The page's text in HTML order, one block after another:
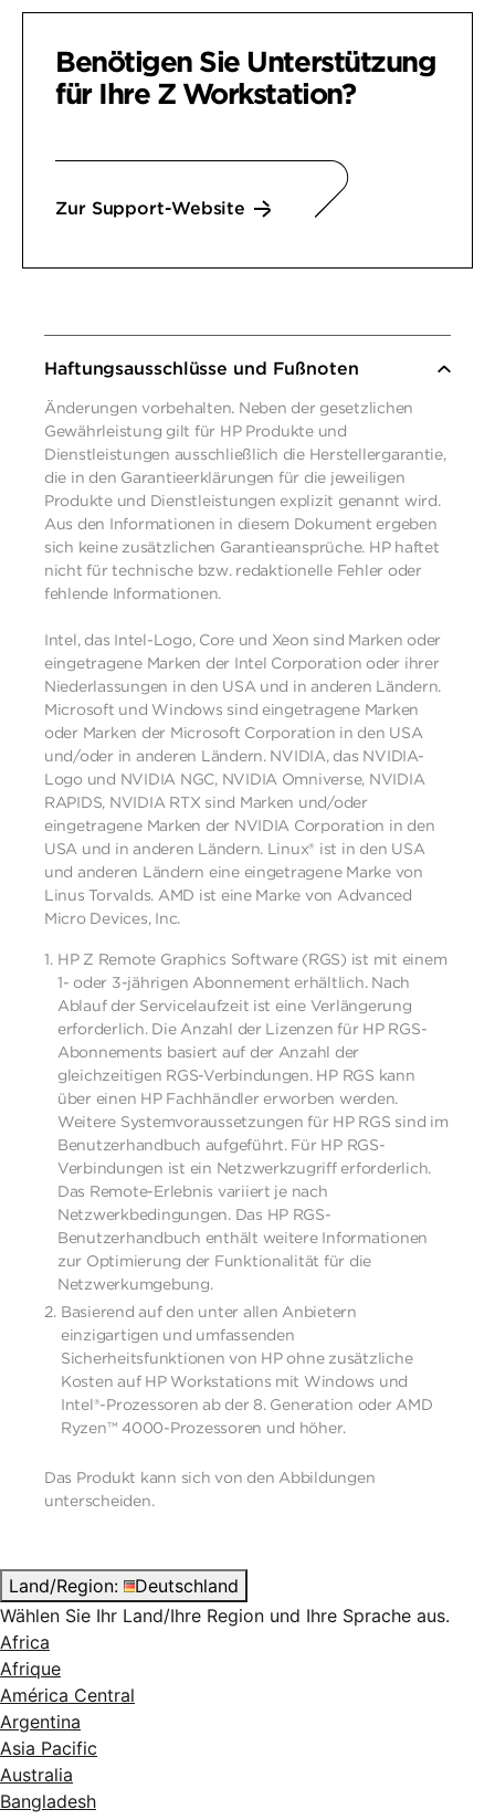
Benötigen Sie Unterstützung
für IhreZ Workstation?
Zur Support-Website
Haftungsausschlüsse und Fußnoten
Änderungen vorbehalten. Neben der gesetzlichen
Gewährleistung gilt für HP Produkte und
Dienstleistungen ausschließlich die Herstellergarantie,
die in den Garantieerklärungen für die jeweiligen
Produkte und Dienstleistungen explizit genannt wird.
Aus den Informationen in diesem Dokument ergeben
sich keine zusätzlichen Garantieansprüche. HP haftet
nicht für technische bzw. redaktionelle Fehler oder
fehlende Informationen.
Intel, das Intel-Logo, Core und Xeon sind Marken oder
eingetragene Marken der Intel Corporation oder ihrer
Niederlassungen in den USA und in anderen Ländern.
Microsoft und Windows sind eingetragene Marken
oder Marken der Microsoft Corporation in den USA
und/oder in anderen Ländern. NVIDIA, das NVIDIA-
Logo und NVIDIA NGC, NVIDIA Omniverse, NVIDIA
RAPIDS, NVIDIA RTX sind Marken und/oder
eingetragene Marken der NVIDIA Corporation in den
USA und in anderen Ländern. Linux® ist in den USA
und anderen Ländern eine eingetragene Marke von
Linus Torvalds. AMD ist eine Marke von Advanced
Micro Devices, Inc.
HP Z Remote Graphics Software (RGS) ist mit einem
1- oder 3-jährigen Abonnement erhältlich. Nach
Ablauf der Servicelaufzeit ist eine Verlängerung
erforderlich. Die Anzahl der Lizenzen für HP RGS-
Abonnements basiert auf der Anzahl der
gleichzeitigen RGS-Verbindungen. HP RGS kann
über einen HP Fachhändler erworben werden.
Weitere Systemvoraussetzungen für HP RGS sind im
Benutzerhandbuch aufgeführt. Für HP RGS-
Verbindungen ist ein Netzwerkzugriff erforderlich.
Das Remote-Erlebnis variiert je nach
Netzwerkbedingungen. Das HP RGS-
Benutzerhandbuch enthält weitere Informationen
zur Optimierung der Funktionalität für die
Netzwerkumgebung.
Basierend auf den unter allen Anbietern
einzigartigen und umfassenden
Sicherheitsfunktionen von HP ohne zusätzliche
Kosten auf HP Workstations mit Windows und
Intel®-Prozessoren ab der 8. Generation oder AMD
Ryzen™ 4000-Prozessoren und höher.
Das Produkt kann sich von den Abbildungen
unterscheiden. ​
Land/Region:
Deutschland
Wählen Sie Ihr Land/Ihre Region und Ihre Sprache aus.
Africa
Afrique
América Central
Argentina
Asia Pacific
Australia
Bangladesh